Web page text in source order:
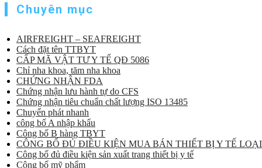
Chuyên mục
AIRFREIGHT – SEAFREIGHT
Cách đặt tên TTBYT
CẤP MÃ VẬT TƯ Y TẾ QĐ 5086
Chỉ nha khoa, tăm nha khoa
CHỨNG NHẬN FDA
Chứng nhận lưu hành tự do CFS
Chứng nhận tiêu chuẩn chất lượng ISO 13485
Chuyển phát nhanh
công bố A nhập khẩu
Công bố B hàng TBYT
CÔNG BỐ ĐỦ ĐIỀU KIỆN MUA BÁN THIẾT BỊ Y TẾ
Công bố đủ điều kiện sản xuất trang thiết bị y tế
Công bố mỹ phẩm